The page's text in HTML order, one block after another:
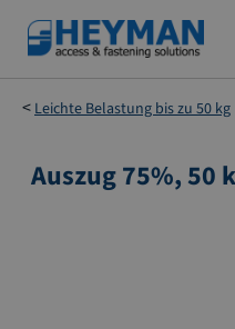
Zum
Inhalt
springen
Leichte Belastung bis zu 50 kg
Zum
Auszug 75%, 50